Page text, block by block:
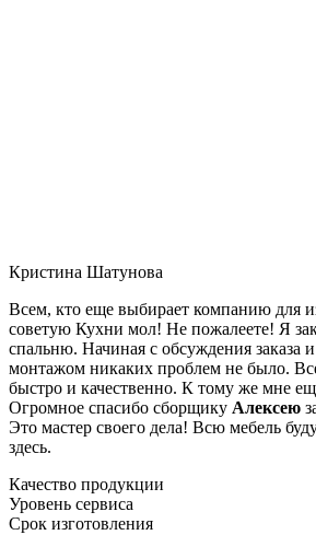
Кристина Шатунова
Всем, кто еще выбирает компанию для
советую Кухни мол! Не пожалеете! Я
спальню. Начиная с обсуждения заказа
монтажом никаких проблем не было.
быстро и качественно. К тому же мне
Огромное спасибо сборщику Алексею
Это мастер своего дела! Всю мебель
здесь.
Качество продукции
Уровень сервиса
Срок изготовления